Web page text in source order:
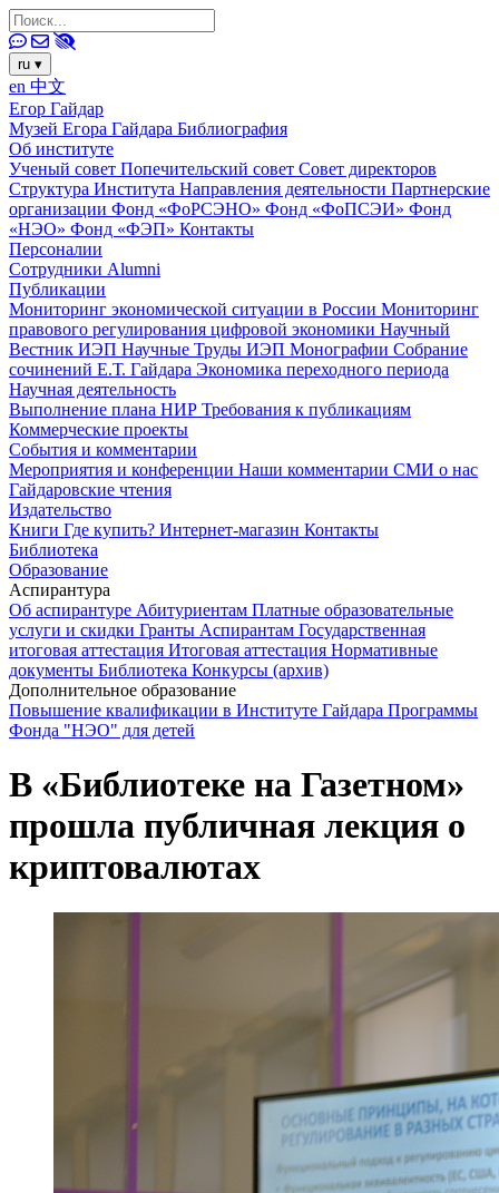
ru ▾
en 中文
Егор Гайдар
Музей Егора Гайдара Библиография
Об институте
Ученый совет Попечительский совет Совет директоров
Структура Института Направления деятельности Партнерские
организации Фонд «ФоРСЭНО» Фонд «ФоПСЭИ» Фонд
«НЭО» Фонд «ФЭП» Контакты
Персоналии
Сотрудники Alumni
Публикации
Мониторинг экономической ситуации в России Мониторинг
правового регулирования цифровой экономики Научный
Вестник ИЭП Научные Труды ИЭП Монографии Собрание
сочинений Е.Т. Гайдара Экономика переходного периода
Научная деятельность
Выполнение плана НИР Требования к публикациям
Коммерческие проекты
События и комментарии
Мероприятия и конференции Наши комментарии СМИ о нас
Гайдаровские чтения
Издательство
Книги Где купить? Интернет-магазин Контакты
Библиотека
Образование
Аспирантура
Об аспирантуре Абитуриентам Платные образовательные
услуги и скидки Гранты Аспирантам Государственная
итоговая аттестация Итоговая аттестация Нормативные
документы Библиотека Конкурсы (архив)
Дополнительное образование
Повышение квалификации в Институте Гайдара Программы
Фонда "НЭО" для детей
В «Библиотеке на Газетном»
прошла публичная лекция о
криптовалютах